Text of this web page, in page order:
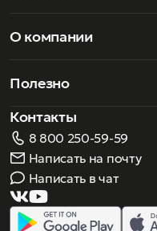
О компании
Полезно
Контакты
8 800 250-59-59
Написать на почту
Написать в чат